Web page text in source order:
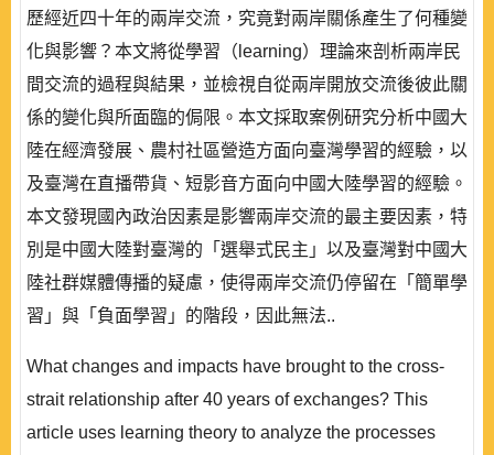
歷經近四十年的兩岸交流，究竟對兩岸關係產生了何種變
化與影響？本文將從學習（learning）理論來剖析兩岸民
間交流的過程與結果，並檢視自從兩岸開放交流後彼此關
係的變化與所面臨的侷限。本文採取案例研究分析中國大
陸在經濟發展、農村社區營造方面向臺灣學習的經驗，以
及臺灣在直播帶貨、短影音方面向中國大陸學習的經驗。
本文發現國內政治因素是影響兩岸交流的最主要因素，特
別是中國大陸對臺灣的「選舉式民主」以及臺灣對中國大
陸社群媒體傳播的疑慮，使得兩岸交流仍停留在「簡單學
習」與「負面學習」的階段，因此無法..
What changes and impacts have brought to the cross-
strait relationship after 40 years of exchanges? This
article uses learning theory to analyze the processes